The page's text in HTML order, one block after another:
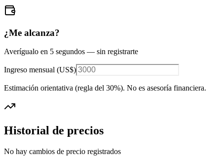
¿Me alcanza?
Averígualo en 5 segundos — sin registrarte
Ingreso mensual (US$)
Estimación orientativa (regla del 30%). No es asesoría financiera.
Historial de precios
No hay cambios de precio registrados